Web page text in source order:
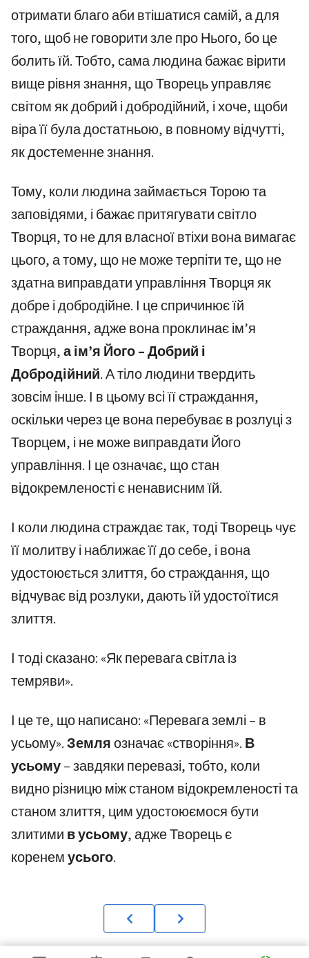
отримати благо аби втішатися самій, а для
того, щоб не говорити зле про Нього, бо це
болить їй. Тобто, сама людина бажає вірити
вище рівня знання, що Творець управляє
світом як добрий і добродійний, і хоче, щоби
віра її була достатньою, в повному відчутті,
як достеменне знання.
Тому, коли людина займається Торою та
заповідями, і бажає притягувати світло
Творця, то не для власної втіхи вона вимагає
цього, а тому, що не може терпіти те, що не
здатна виправдати управління Творця як
добре і добродійне. І це спричинює їй
страждання, адже вона проклинає ім’я
Творця,а ім’я Його – Добрий і
Добродійний. А тіло людини твердить
зовсім інше. І в цьому всі її страждання,
оскільки через це вона перебуває в розлуці з
Творцем, і не може виправдати Його
управління. І це означає, що стан
відокремленості є ненависним їй.
І коли людина страждає так, тоді Творець чує
її молитву і наближає її до себе, і вона
удостоюється злиття, бо страждання, що
відчуває від розлуки, дають їй удостоїтися
злиття.
І тоді сказано: «Як перевага світла із
темряви».
І це те, що написано: «Перевага землі – в
усьому».Земляозначає «створіння». В
усьому– завдяки перевазі, тобто, коли
видно різницю між станом відокремленості та
станом злиття, цим удостоюємося бути
злитими в усьому, адже Творець є
коренемусього.